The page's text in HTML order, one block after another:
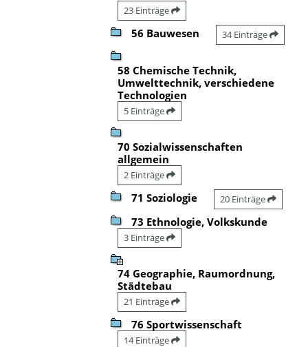
23 Einträge
56 Bauwesen 34 Einträge
58 Chemische Technik,
Umwelttechnik, verschiedene
Technologien
5 Einträge
70 Sozialwissenschaften
allgemein
2 Einträge
71 Soziologie 20 Einträge
73 Ethnologie, Volkskunde
3 Einträge
74 Geographie, Raumordnung,
Städtebau
21 Einträge
76 Sportwissenschaft
14 Einträge